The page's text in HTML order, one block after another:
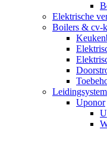
Elektrische
Boilers & cv-
Uponor